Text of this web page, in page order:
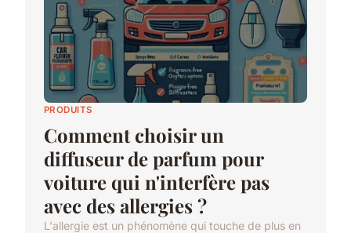
PRODUITS
Comment choisir un
diffuseur de parfum pour
voiture qui n'interfère pas
avec des allergies ?
L'allergie est un phénomène qui touche de plus en